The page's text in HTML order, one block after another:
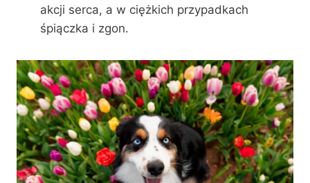
akcji serca, a w ciężkich przypadkach
śpiączka i zgon.